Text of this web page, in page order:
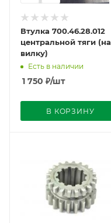
Втулка 700.46.28.012
центральной тяги (на
вилку)
Есть в наличии
1 750 ₽/шт
В КОРЗИНУ